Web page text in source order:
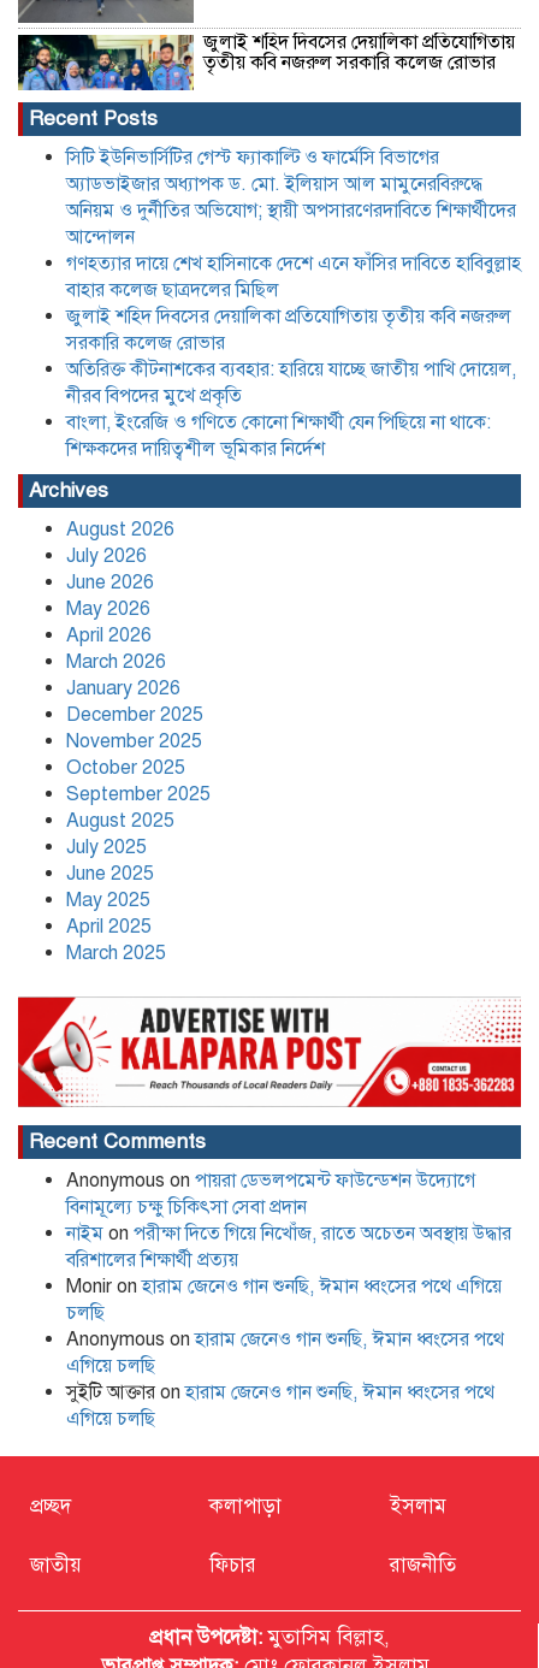
জুলাই শহিদ দিবসের দেয়ালিকা প্রতিযোগিতায়
তৃতীয় কবি নজরুল সরকারি কলেজ রোভার
অতিরিক্ত কীটনাশকের ব্যবহার: হারিয়ে যাচ্ছে
জাতীয় পাখি দোয়েল, নীরব বিপদের মুখে
প্রকৃতি
বাংলা, ইংরেজি ও গণিতে কোনো শিক্ষার্থী যেন
পিছিয়ে না থাকে: শিক্ষকদের দায়িত্বশীল
ভূমিকার নির্দেশ
যে তিন শর্তে লাইসেন্স ফিরে পেল আদ্-দ্বীন
হাসপাতাল,৪৫ দিন পরে চিকিৎসা সেবা শুরু
মঙ্গলবার হতে
২৬টিতে মাইক্রোপ্লাস্টিক, উদ্বেগ বাড়াচ্ছে
Recent Posts
সিটি ইউনিভার্সিটির গেস্ট ফ্যাকাল্টি ও ফার্মেসি বিভাগের
অ্যাডভাইজার অধ্যাপক ড. মো. ইলিয়াস আল মামুনেরবিরুদ্ধে
অনিয়ম ও দুর্নীতির অভিযোগ; স্থায়ী অপসারণেরদাবিতে শিক্ষার্থীদের
আন্দোলন
গণহত্যার দায়ে শেখ হাসিনাকে দেশে এনে ফাঁসির দাবিতে হাবিবুল্লাহ
বাহার কলেজ ছাত্রদলের মিছিল
জুলাই শহিদ দিবসের দেয়ালিকা প্রতিযোগিতায় তৃতীয় কবি নজরুল
সরকারি কলেজ রোভার
অতিরিক্ত কীটনাশকের ব্যবহার: হারিয়ে যাচ্ছে জাতীয় পাখি দোয়েল,
নীরব বিপদের মুখে প্রকৃতি
বাংলা, ইংরেজি ও গণিতে কোনো শিক্ষার্থী যেন পিছিয়ে না থাকে:
শিক্ষকদের দায়িত্বশীল ভূমিকার নির্দেশ
Archives
August 2026
July 2026
June 2026
May 2026
April 2026
March 2026
January 2026
December 2025
November 2025
October 2025
September 2025
August 2025
July 2025
June 2025
May 2025
April 2025
March 2025
Recent Comments
Anonymous on পায়রা ডেভলপমেন্ট ফাউন্ডেশন উদ্যোগে
বিনামূল্যে চক্ষু চিকিৎসা সেবা প্রদান
নাইম on পরীক্ষা দিতে গিয়ে নিখোঁজ, রাতে অচেতন অবস্থায় উদ্ধার
বরিশালের শিক্ষার্থী প্রত্যয়
Monir onহারাম জেনেও গান শুনছি, ঈমান ধ্বংসের পথে এগিয়ে
চলছি
Anonymous onহারাম জেনেও গান শুনছি, ঈমান ধ্বংসের পথে
এগিয়ে চলছি
সুইটি আক্তার onহারাম জেনেও গান শুনছি, ঈমান ধ্বংসের পথে
এগিয়ে চলছি
প্রচ্ছদ কলাপাড়া ইসলাম
জাতীয় ফিচার রাজনীতি
প্রধান উপদেষ্টা:মুতাসিম বিল্লাহ,